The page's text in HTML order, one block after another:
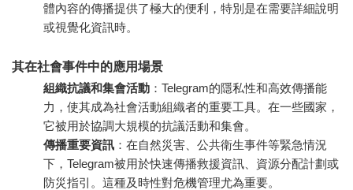
體內容的傳播提供了極大的便利，特別是在需要詳細說明
或視覺化資訊時。
其在社會事件中的應用場景
組織抗議和集會活動 ：Telegram的隱私性和高效傳播能
力，使其成為社會活動組織者的重要工具。在一些國家，
它被用於協調大規模的抗議活動和集會。
傳播重要資訊 ：在自然災害、公共衛生事件等緊急情況
下，Telegram被用於快速傳播救援資訊、資源分配計劃或
防災指引。這種及時性對危機管理尤為重要。